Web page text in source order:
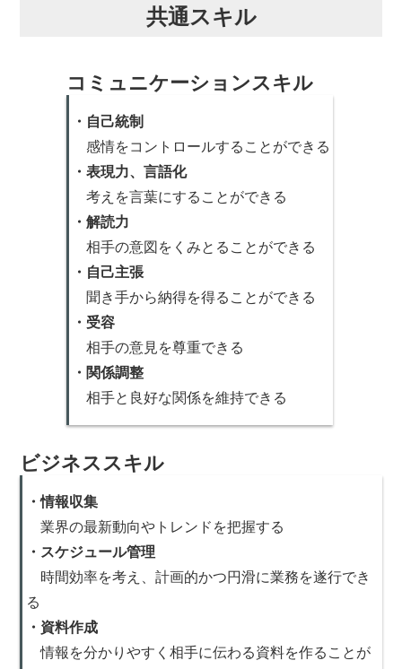
共通スキル
コミュニケーションスキル
・自己統制
感情をコントロールすることができる
・表現力、言語化
考えを言葉にすることができる
・解読力
相手の意図をくみとることができる
・自己主張
聞き手から納得を得ることができる
・受容
相手の意見を尊重できる
・関係調整
相手と良好な関係を維持できる
ビジネススキル
・情報収集
業界の最新動向やトレンドを把握する
・スケジュール管理
時間効率を考え、計画的かつ円滑に業務を遂行でき
る
・資料作成
情報を分かりやすく相手に伝わる資料を作ることが